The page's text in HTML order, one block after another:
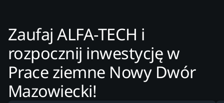
Zaufaj ALFA-TECH i
rozpocznij inwestycję w
Prace ziemne Nowy Dwór
Mazowiecki!